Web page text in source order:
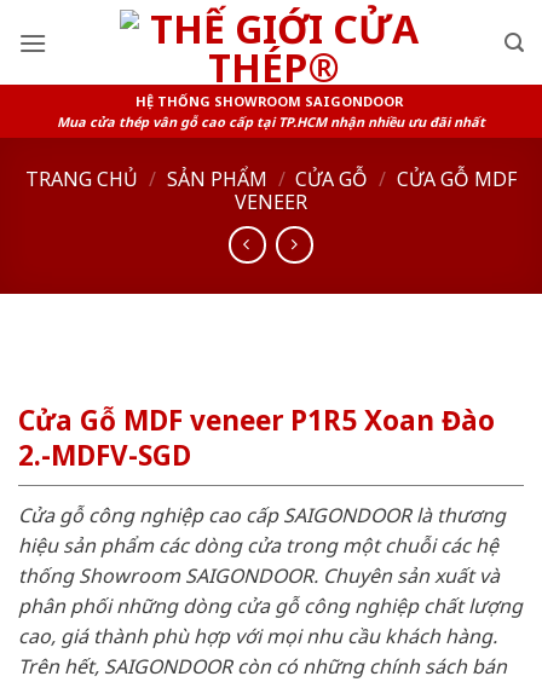
HỆ THỐNG SHOWROOM SAIGONDOOR
Mua cửa thép vân gỗ cao cấp tại TP.HCM nhận nhiều ưu đãi nhất
TRANG CHỦ / SẢN PHẨM / CỬA GỖ / CỬA GỖ MDF
VENEER
Cửa Gỗ MDF veneer P1R5 Xoan Đào
2.-MDFV-SGD
Cửa gỗ công nghiệp cao cấp SAIGONDOOR là thương
hiệu sản phẩm các dòng cửa trong một chuỗi các hệ
thống Showroom SAIGONDOOR. Chuyên sản xuất và
phân phối những dòng cửa gỗ công nghiệp chất lượng
cao, giá thành phù hợp với mọi nhu cầu khách hàng.
Trên hết, SAIGONDOOR còn có những chính sách bán